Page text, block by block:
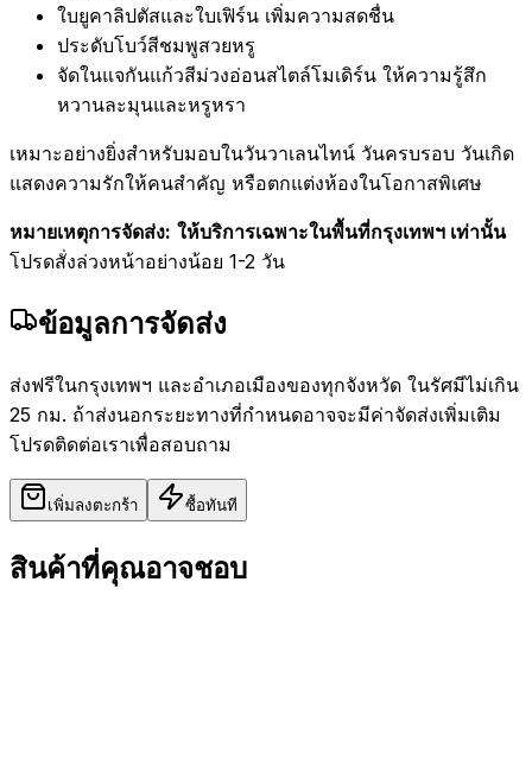
ใบยูคาลิปตัสและใบเฟิร์น เพิ่มความสดชื่น
ประดับโบว์สีชมพูสวยหรู
จัดในแจกันแก้วสีม่วงอ่อนสไตล์โมเดิร์น ให้ความรู้สึก
หวานละมุนและหรูหรา
เหมาะอย่างยิ่งสำหรับมอบในวันวาเลนไทน์ วันครบรอบ วันเกิด
แสดงความรักให้คนสำคัญ หรือตกแต่งห้องในโอกาสพิเศษ
หมายเหตุการจัดส่ง: ให้บริการเฉพาะในพื้นที่กรุงเทพฯ เท่านั้น
โปรดสั่งล่วงหน้าอย่างน้อย 1-2 วัน
ข้อมูลการจัดส่ง
ส่งฟรีในกรุงเทพฯ และอำเภอเมืองของทุกจังหวัด ในรัศมีไม่เกิน
25 กม. ถ้าส่งนอกระยะทางที่กำหนดอาจจะมีค่าจัดส่งเพิ่มเติม
โปรดติดต่อเราเพื่อสอบถาม
เพิ่มลงตะกร้า ซื้อทันที
สินค้าที่คุณอาจชอบ